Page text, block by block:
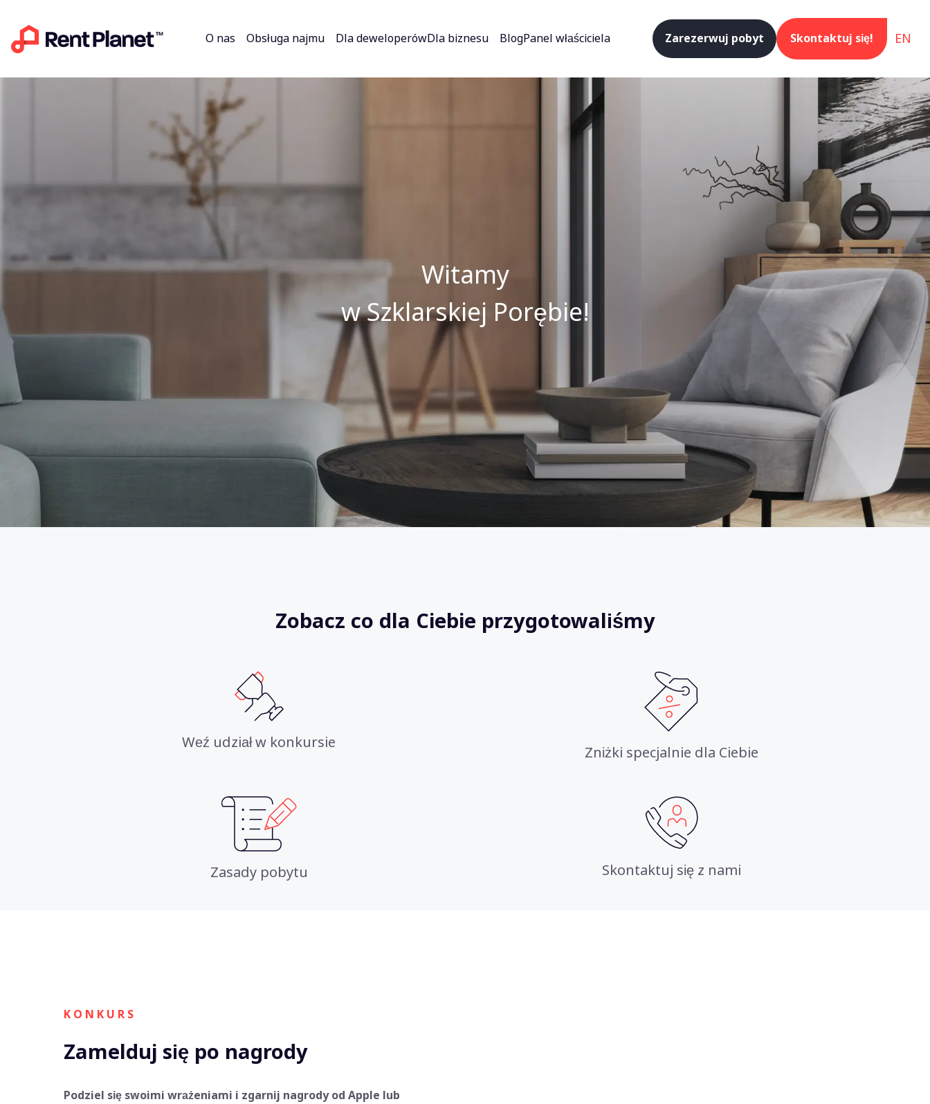
O nas Obsługa najmu Dla deweloperówDla biznesu BlogPanel właściciela Zarezerwuj pobyt Skontaktuj się! EN
Witamy
w Szklarskiej Porębie!
Zobacz co dla Ciebie przygotowaliśmy
Weź udział w konkursie
Zniżki specjalnie dla Ciebie
Zasady pobytu Skontaktuj się z nami
K O N K U R S
Zamelduj się po nagrody
Podziel się swoimi wrażeniami i zgarnij nagrody od Apple lub